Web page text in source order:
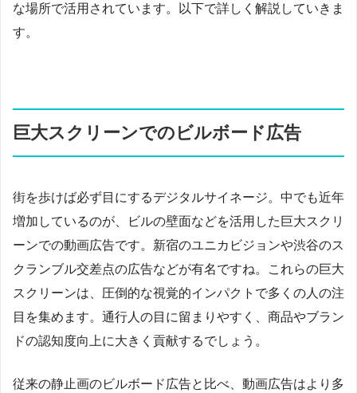
な場所で活用されています。以下で詳しく解説していきま
す。
巨大スクリーンでのビルボード広告
街を歩けば必ず目にするデジタルサイネージ。中でも近年
増加しているのが、ビルの壁面などを活用した巨大スクリ
ーンでの動画広告です。新宿のユニカビジョンや渋谷のス
クランブル交差点の広告などが有名ですね。これらの巨大
スクリーンは、圧倒的な視覚的インパクトで多くの人の注
目を集めます。通行人の目に留まりやすく、商品やブラン
ドの認知度向上に大きく貢献するでしょう。
従来の静止画のビルボード広告と比べ、動画広告はより多